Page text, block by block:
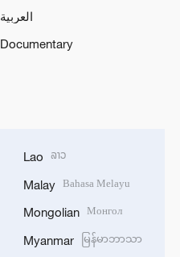
العربية
Documentary
Lao ລາວ
Malay Bahasa Melayu
Mongolian Монгол
Myanmar မြန်မာဘာသာ